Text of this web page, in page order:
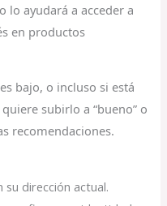
lo ayudará a acceder a
en productos
bajo, o incluso si está
subirlo a “bueno” o
recomendaciones.
dirección actual.